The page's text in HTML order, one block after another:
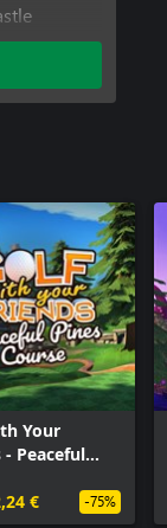
Pack
Pack
Pack
Your
- Peaceful
€ -75%